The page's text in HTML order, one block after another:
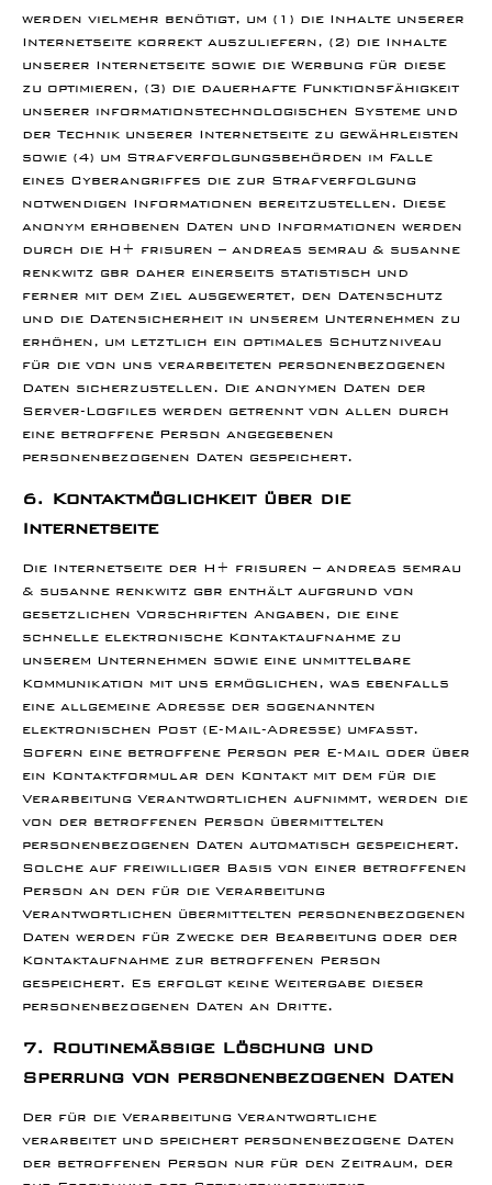
werden vielmehr benötigt, um (1) die Inhalte unserer
Internetseite korrekt auszuliefern, (2) die Inhalte
unserer Internetseite sowie die Werbung für diese
zu optimieren, (3) die dauerhafte Funktionsfähigkeit
unserer informationstechnologischen Systeme und
der Technik unserer Internetseite zu gewährleisten
sowie (4) um Strafverfolgungsbehörden im Falle
eines Cyberangriffes die zur Strafverfolgung
notwendigen Informationen bereitzustellen. Diese
anonym erhobenen Daten und Informationen werden
durch die H+ frisuren – andreas semrau & susanne
renkwitz gbr daher einerseits statistisch und
ferner mit dem Ziel ausgewertet, den Datenschutz
und die Datensicherheit in unserem Unternehmen zu
erhöhen, um letztlich ein optimales Schutzniveau
für die von uns verarbeiteten personenbezogenen
Daten sicherzustellen. Die anonymen Daten der
Server-Logfiles werden getrennt von allen durch
eine betroffene Person angegebenen
personenbezogenen Daten gespeichert.
6. Kontaktmöglichkeit über die
Internetseite
Die Internetseite der H+ frisuren – andreas semrau
& susanne renkwitz gbr enthält aufgrund von
gesetzlichen Vorschriften Angaben, die eine
schnelle elektronische Kontaktaufnahme zu
unserem Unternehmen sowie eine unmittelbare
Kommunikation mit uns ermöglichen, was ebenfalls
eine allgemeine Adresse der sogenannten
elektronischen Post (E-Mail-Adresse) umfasst.
Sofern eine betroffene Person per E-Mail oder über
ein Kontaktformular den Kontakt mit dem für die
Verarbeitung Verantwortlichen aufnimmt, werden die
von der betroffenen Person übermittelten
personenbezogenen Daten automatisch gespeichert.
Solche auf freiwilliger Basis von einer betroffenen
Person an den für die Verarbeitung
Verantwortlichen übermittelten personenbezogenen
Daten werden für Zwecke der Bearbeitung oder der
Kontaktaufnahme zur betroffenen Person
gespeichert. Es erfolgt keine Weitergabe dieser
personenbezogenen Daten an Dritte.
7. Routinemäßige Löschung und
Sperrung von personenbezogenen Daten
Der für die Verarbeitung Verantwortliche
verarbeitet und speichert personenbezogene Daten
der betroffenen Person nur für den Zeitraum, der
zur Erreichung des Speicherungszwecks